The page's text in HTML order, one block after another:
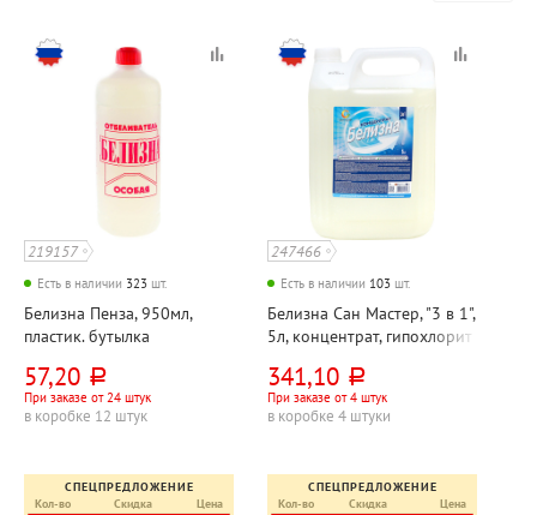
219157
Есть в наличии 323 шт.
Белизна Пенза, 950мл,
пластик. бутылка
57,20 руб.
При заказе от 24 штук
в коробке 12 штук
СПЕЦПРЕДЛОЖЕНИЕ
Кол-во
Скидка Цена
247466
Есть в наличии 103 шт.
Белизна Сан Мастер, "3 в 1",
5л, концентрат, гипохлорит
341,10 руб.
При заказе от 4 штук
в коробке 4 штуки
СПЕЦПРЕДЛОЖЕНИЕ
Кол-во
Скидка Цена